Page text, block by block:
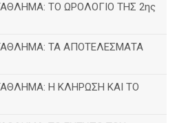
ΤΟ ΩΡΟΛΟΓΙΟ ΤΗΣ 2ης
ΤΑ ΑΠΟΤΕΛΕΣΜΑΤΑ
Η ΚΛΗΡΩΣΗ ΚΑΙ ΤΟ